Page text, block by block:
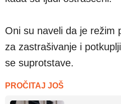
Oni su naveli da je režim
za zastrašivanje i
se suprotstave.
PROČITAJ JOŠ